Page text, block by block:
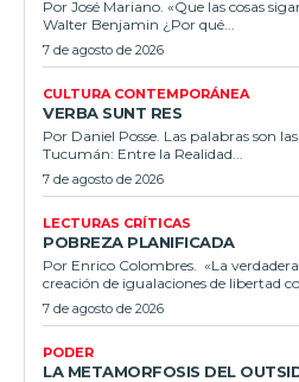
Por José Mariano. «Que las cosas
Walter Benjamin ¿Por qué...
7 de agosto de 2026
CULTURA CONTEMPORÁNEA
VERBA SUNT RES
Por Daniel Posse. Las palabras son
Tucumán: Entre la Realidad...
7 de agosto de 2026
LECTURAS CRÍTICAS
POBREZA PLANIFICADA
Por Enrico Colombres. «La
creación de igualaciones de libertad
7 de agosto de 2026
PODER
LA METAMORFOSIS DEL